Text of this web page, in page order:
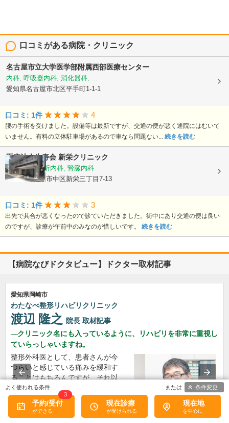
口コミがある病院・クリニック
名古屋市立大学医学部附属西部医療センター
内科, 呼吸器内科, 消化器科, ...
愛知県名古屋市北区平手町1-1-1
口コミ: 1件 4
腰の手術を受けました。設備等は最新ですが、交通の便が悪く通院にはむいて
いません。有料の立体駐車場があるので車なら問題ない... 続きを読む
医療法人生寿会 新栄クリニック
内科, 人工透析内科, 腎臓内科
愛知県名古屋市中区新栄三丁目7-13
口コミ: 1件 3
出先で具合が悪くなったので診ていただきました。街中にあり交通の便は良い
のですが、診療が午前中のみなのが惜しいです。 続きを読む
【病院なびドクタビュー】ドクター取材記事
愛知県岡崎市
わたなべ整形リハビリクリニック
渡辺 隆之 院長 取材記事
クリニック名にも入っているように、リハビリを非常に重視し
ていらっしゃいますね。
整形外科医として、患者さんが今
つらいと感じている痛みを緩和す
ることはもちろんですが、それ以
上に痛みが起こらない、痛みが起
きても慢性化しにくい体づくりを
指導することが重要だと考えてい
ます。肩・腰・膝が痛…
予約/受付
3
現在診療 現在地
条件変更